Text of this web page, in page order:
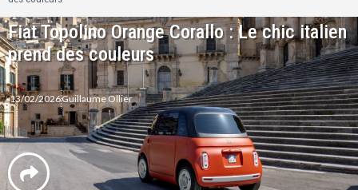
Fiat Topolino Orange Corallo : Le chic italien
prend des couleurs
13/02/2026Guillaume Ollier